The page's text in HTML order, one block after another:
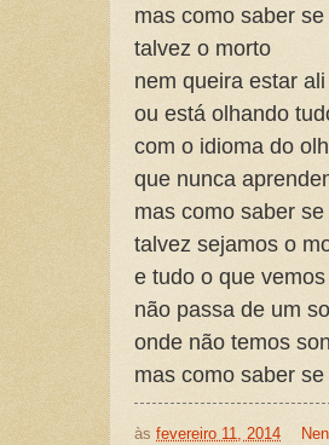
mas como saber
talvez o morto
nem queira estar ali
ou está olhando
com o idioma do
que nunca
mas como saber
talvez sejamos o
e tudo o que vemos
não passa de um
onde não temos
mas como saber
às fevereiro 11, 2014